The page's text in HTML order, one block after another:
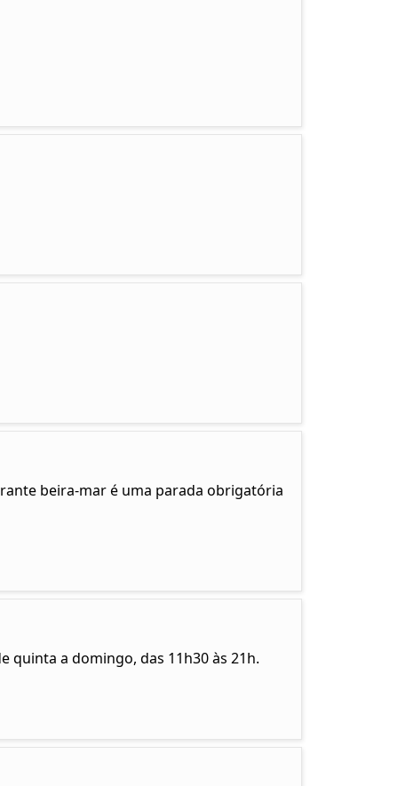
beira-mar é uma parada obrigatória
quinta a domingo, das 11h30 às 21h.